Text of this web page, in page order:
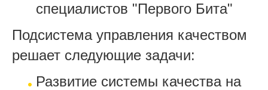
специалистов "Первого Бита"
Подсистема управления качеством
решает следующие задачи:
Развитие системы качества на